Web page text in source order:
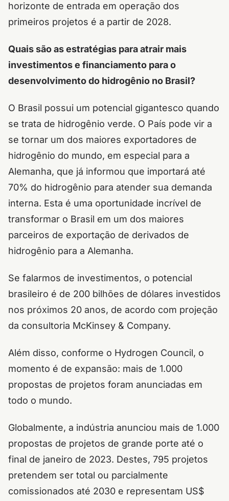
horizonte de entrada em operação dos
primeiros projetos é a partir de 2028.
Quais são as estratégias para atrair mais
investimentos e financiamento para o
desenvolvimento do hidrogênio no Brasil?
O Brasil possui um potencial gigantesco quando
se trata de hidrogênio verde. O País pode vir a
se tornar um dos maiores exportadores de
hidrogênio do mundo, em especial para a
Alemanha, que já informou que importará até
70% do hidrogênio para atender sua demanda
interna. Esta é uma oportunidade incrível de
transformar o Brasil em um dos maiores
parceiros de exportação de derivados de
hidrogênio para a Alemanha.
Se falarmos de investimentos, o potencial
brasileiro é de 200 bilhões de dólares investidos
nos próximos 20 anos, de acordo com projeção
da consultoria McKinsey & Company.
Além disso, conforme o Hydrogen Council, o
momento é de expansão: mais de 1.000
propostas de projetos foram anunciadas em
todo o mundo.
Globalmente, a indústria anunciou mais de 1.000
propostas de projetos de grande porte até o
final de janeiro de 2023. Destes, 795 projetos
pretendem ser total ou parcialmente
comissionados até 2030 e representam US$